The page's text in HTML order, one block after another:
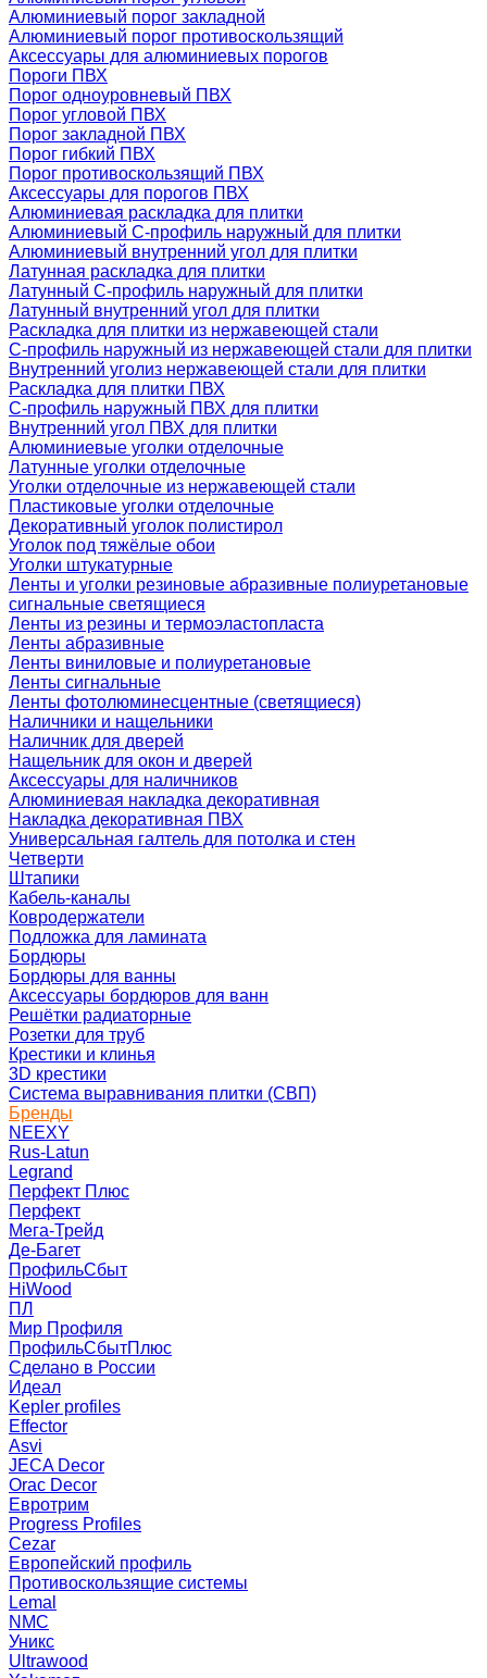
Алюминиевый порог закладной
Алюминиевый порог противоскользящий
Аксессуары для алюминиевых порогов
Пороги ПВХ
Порог одноуровневый ПВХ
Порог угловой ПВХ
Порог закладной ПВХ
Порог гибкий ПВХ
Порог противоскользящий ПВХ
Аксессуары для порогов ПВХ
Алюминиевая раскладка для плитки
Алюминиевый С-профиль наружный для плитки
Алюминиевый внутренний угол для плитки
Латунная раскладка для плитки
Латунный С-профиль наружный для плитки
Латунный внутренний угол для плитки
Раскладка для плитки из нержавеющей стали
С-профиль наружный из нержавеющей стали для плитки
Внутренний уголиз нержавеющей стали для плитки
Раскладка для плитки ПВХ
С-профиль наружный ПВХ для плитки
Внутренний угол ПВХ для плитки
Алюминиевые уголки отделочные
Латунные уголки отделочные
Уголки отделочные из нержавеющей стали
Пластиковые уголки отделочные
Декоративный уголок полистирол
Уголок под тяжёлые обои
Уголки штукатурные
Ленты и уголки резиновые абразивные полиуретановые
сигнальные светящиеся
Ленты из резины и термоэластопласта
Ленты абразивные
Ленты виниловые и полиуретановые
Ленты сигнальные
Ленты фотолюминесцентные (светящиеся)
Наличники и нащельники
Наличник для дверей
Нащельник для окон и дверей
Аксессуары для наличников
Алюминиевая накладка декоративная
Накладка декоративная ПВХ
Универсальная галтель для потолка и стен
Четверти
Штапики
Кабель-каналы
Ковродержатели
Подложка для ламината
Бордюры
Бордюры для ванны
Аксессуары бордюров для ванн
Решётки радиаторные
Розетки для труб
Крестики и клинья
3D крестики
Система выравнивания плитки (СВП)
Бренды
NEEXY
Rus-Latun
Legrand
Перфект Плюс
Перфект
Мега-Трейд
Де-Багет
ПрофильСбыт
HiWood
ПЛ
Мир Профиля
ПрофильСбытПлюс
Сделано в России
Идеал
Kepler profiles
Effector
Asvi
JECA Decor
Orac Decor
Евротрим
Progress Profiles
Cezar
Европейский профиль
Противоскользящие системы
Lemal
NMC
Уникс
Ultrawood